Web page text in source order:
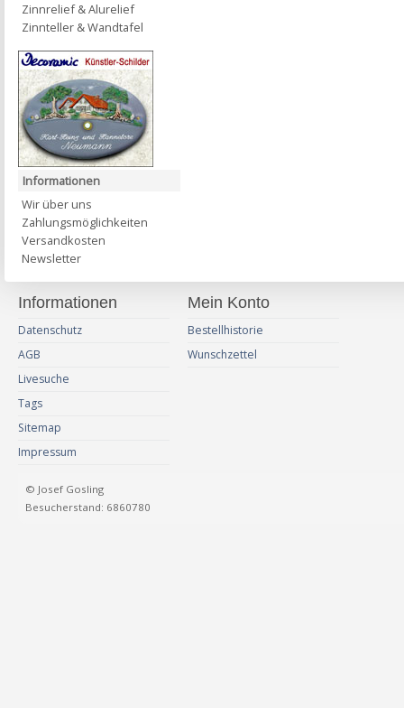
Zinnrelief & Alurelief
Zinnteller & Wandtafel
Informationen
Wir über uns
Zahlungsmöglichkeiten
Versandkosten
Newsletter
Informationen
Datenschutz
AGB
Livesuche
Tags
Sitemap
Impressum
Mein Konto
Bestellhistorie
Wunschzettel
© Josef Gosling
Besucherstand: 6860780